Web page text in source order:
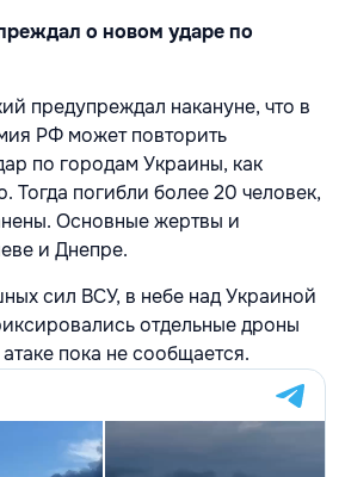
о новом ударе по
предупреждал накануне, что в
РФ может повторить
по городам Украины, как
Тогда погибли более 20 человек,
Основные жертвы и
и Днепре.
сил ВСУ, в небе над Украиной
отдельные дроны
пока не сообщается.